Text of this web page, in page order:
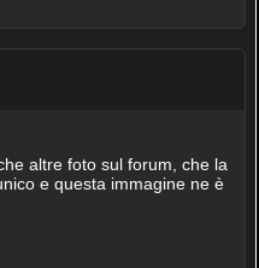
altre foto sul forum, che la
e questa immagine ne è